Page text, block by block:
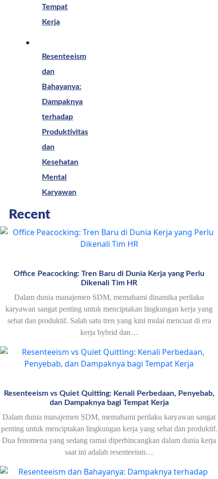
Tempat
Kerja
Resenteeism
dan
Bahayanya:
Dampaknya
terhadap
Produktivitas
dan
Kesehatan
Mental
Karyawan
Recent
Office Peacocking: Tren Baru di Dunia Kerja yang Perlu
Dikenali Tim HR
Dalam dunia manajemen SDM, memahami dinamika perilaku
karyawan sangat penting untuk menciptakan lingkungan kerja yang
sehat dan produktif. Salah satu tren yang kini mulai mencuat di era
kerja hybrid dan…
Resenteeism vs Quiet Quitting: Kenali Perbedaan, Penyebab,
dan Dampaknya bagi Tempat Kerja
Dalam dunia manajemen SDM, memahami perilaku karyawan sangat
penting untuk menciptakan lingkungan kerja yang sehat dan produktif.
Dua fenomena yang sedang ramai diperbincangkan dalam dunia kerja
saat ini adalah resenteeism…